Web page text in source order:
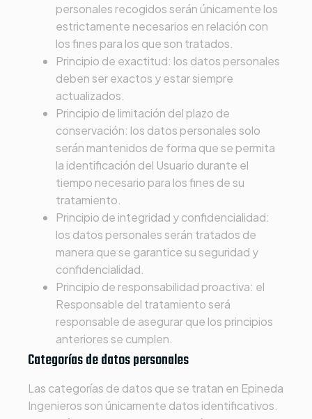
personales recogidos serán únicamente los
estrictamente necesarios en relación con
los fines para los que son tratados.
Principio de exactitud: los datos personales
deben ser exactos y estar siempre
actualizados.
Principio de limitación del plazo de
conservación: los datos personales solo
serán mantenidos de forma que se permita
la identificación del Usuario durante el
tiempo necesario para los fines de su
tratamiento.
Principio de integridad y confidencialidad:
los datos personales serán tratados de
manera que se garantice su seguridad y
confidencialidad.
Principio de responsabilidad proactiva: el
Responsable del tratamiento será
responsable de asegurar que los principios
anteriores se cumplen.
Categorías de datos personales
Las categorías de datos que se tratan en Epineda
Ingenierosson únicamente datos identificativos.